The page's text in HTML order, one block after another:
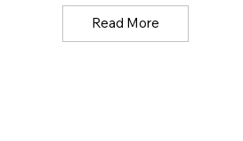
Read More